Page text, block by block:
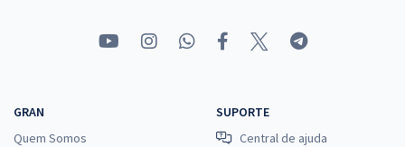
GRAN
Quem Somos
SUPORTE
Central de ajuda